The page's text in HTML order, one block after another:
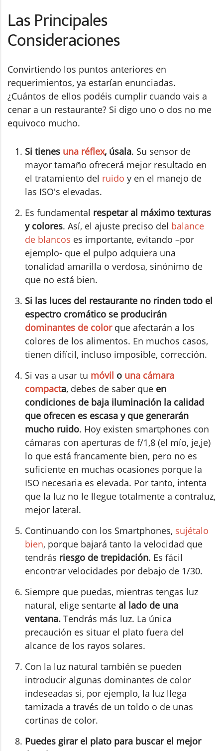
Las Principales
Consideraciones
Convirtiendo los puntos anteriores en
requerimientos, ya estarían enunciadas.
¿Cuántos de ellos podéis cumplir cuando vais a
cenar a un restaurante? Si digo uno o dos no me
equivoco mucho.
Si tienes una réflex, úsala. Su sensor de
mayor tamaño ofrecerá mejor resultado en
el tratamiento del ruido y en el manejo de
las ISO's elevadas.
Es fundamental respetar al máximo texturas
y colores. Así, el ajuste preciso del balance
de blancos es importante, evitando –por
ejemplo- que el pulpo adquiera una
tonalidad amarilla o verdosa, sinónimo de
que no está bien.
Si las luces del restaurante no rinden todo el
espectro cromático se producirán
dominantes de colorque afectarán a los
colores de los alimentos. En muchos casos,
tienen difícil, incluso imposible, corrección.
Si vas a usar tu móvil o una cámara
compacta, debes de saber que en
condiciones de baja iluminación la calidad
que ofrecen es escasa y que generarán
mucho ruido. Hoy existen smartphones con
cámaras con aperturas de f/1,8 (el mío, je,je)
lo que está francamente bien, pero no es
suficiente en muchas ocasiones porque la
ISO necesaria es elevada. Por tanto, intenta
que la luz no le llegue totalmente a contraluz,
mejor lateral.
Continuando con los Smartphones, sujétalo
bien, porque bajará tanto la velocidad que
tendrás riesgo de trepidación. Es fácil
encontrar velocidades por debajo de 1/30.
Siempre que puedas, mientras tengas luz
natural, elige sentarte al lado de una
ventana. Tendrás más luz. La única
precaución es situar el plato fuera del
alcance de los rayos solares.
Con la luz natural también se pueden
introducir algunas dominantes de color
indeseadas si, por ejemplo, la luz llega
tamizada a través de un toldo o de unas
cortinas de color.
Puedes girar el plato para buscar el mejor